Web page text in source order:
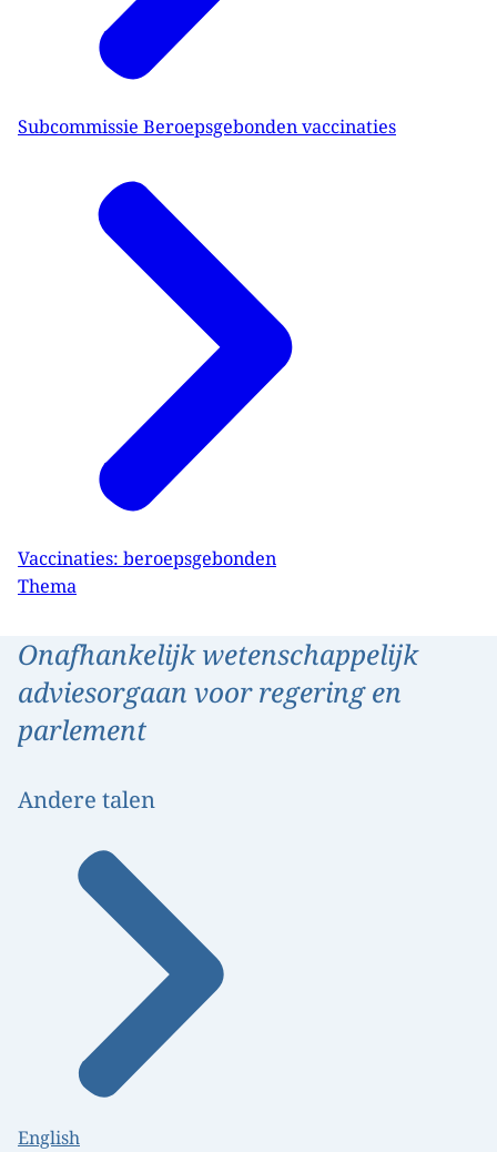
Subcommissie Beroepsgebonden vaccinaties
Vaccinaties: beroepsgebonden
Thema
Onafhankelijk wetenschappelijk
adviesorgaan voor regering en
parlement
Andere talen
English